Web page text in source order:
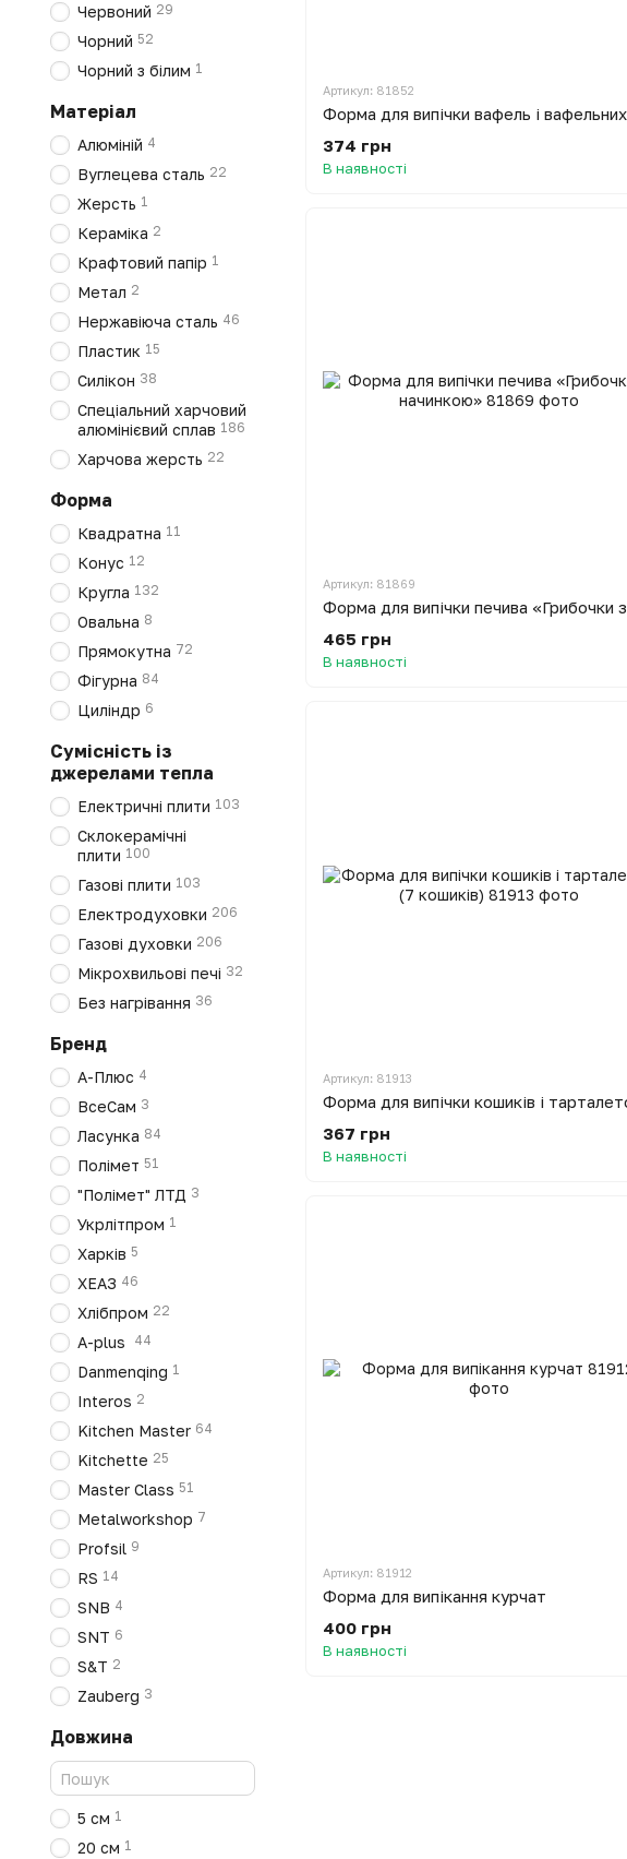
Артикул: 81852
374 грн
В наявності
Артикул: 81869
465 грн
В наявності
Артикул: 81913
367 грн
В наявності
Артикул: 81912
Форма для випікання курчат
400 грн
В наявності
Червоний 29
Чорний 52
Чорний з білим 1
Матеріал
Алюміній 4
Вуглецева сталь 22
Жерсть 1
Кераміка 2
Крафтовий папір 1
Метал 2
Нержавіюча сталь 46
Пластик 15
Силікон 38
Спеціальний харчовий
алюмінієвий сплав 186
Харчова жерсть 22
Форма
Квадратна 11
Конус 12
Кругла 132
Овальна 8
Прямокутна 72
Фігурна 84
Циліндр 6
Сумісність із
джерелами тепла
Електричні плити 103
Склокерамічні
плити 100
Газові плити 103
Електродуховки 206
Газові духовки 206
Мікрохвильові печі 32
Без нагрівання 36
Бренд
А-Плюс 4
ВсеСам 3
Ласунка 84
Полімет 51
"Полімет" ЛТД 3
Укрлітпром 1
Харків 5
ХЕАЗ 46
Хлібпром 22
A-plus 44
Danmenqing 1
Interos 2
Kitchen Master 64
Kitchette 25
Master Class 51
Metalworkshop 7
Profsil 9
RS 14
SNB 4
SNT 6
S&T 2
Zauberg 3
Довжина
5 см 1
20 см 1